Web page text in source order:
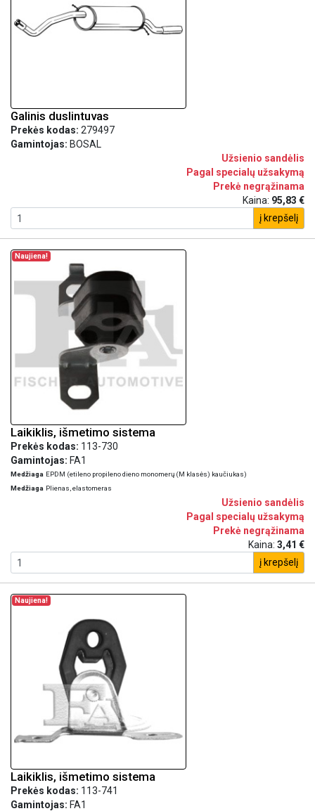
Galinis duslintuvas
Prekės kodas: 279497
Gamintojas: BOSAL
Užsienio sandėlis
Pagal specialų užsakymą
Prekė negrąžinama
Kaina: 95,83 €
į krepšelį
Naujiena!
Laikiklis, išmetimo sistema
Prekės kodas: 113-730
Gamintojas: FA1
Medžiaga EPDM (etileno propileno dieno monomerų (M klasės) kaučiukas)
Medžiaga Plienas, elastomeras
Užsienio sandėlis
Pagal specialų užsakymą
Prekė negrąžinama
Kaina: 3,41 €
į krepšelį
Naujiena!
Laikiklis, išmetimo sistema
Prekės kodas: 113-741
Gamintojas: FA1